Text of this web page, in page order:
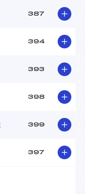
387
394
393
398
399
397